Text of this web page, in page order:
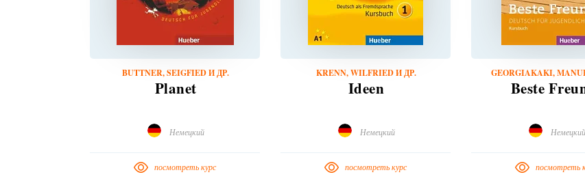
BUTTNER, SEIGFIED И ДР.
Planet
Немецкий
посмотреть курс
KRENN, WILFRIED И ДР.
Ideen
Немецкий
посмотреть курс
GEORGIAKAKI,
Beste
Немецкий
посмотреть